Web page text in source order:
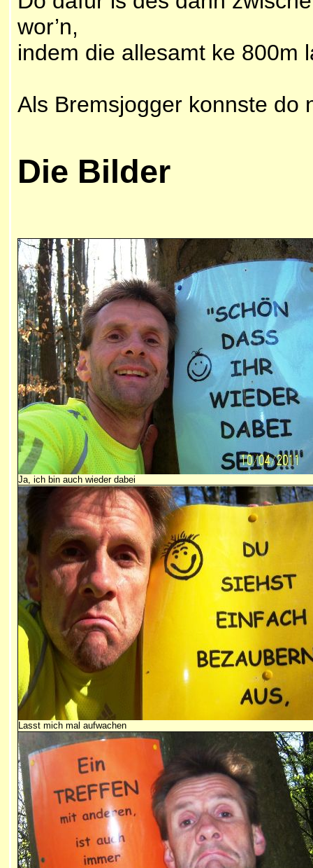
wor’n,
indem die allesamt ke 800m
Als Bremsjogger konnste do
Die Bilder
Ja, ich bin auch wieder dabei
Lasst mich mal aufwachen